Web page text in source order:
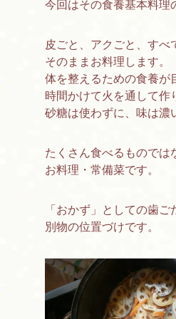
今回はその食養基本料理
皮ごと、アクごと、すべ
そのままお料理します。
体を整えるための食養が
時間かけて火を通して作
砂糖は使わずに、味は濃
たくさん食べるものでは
お料理・常備菜です。
「おかず」としての歯
別物の位置づけです。